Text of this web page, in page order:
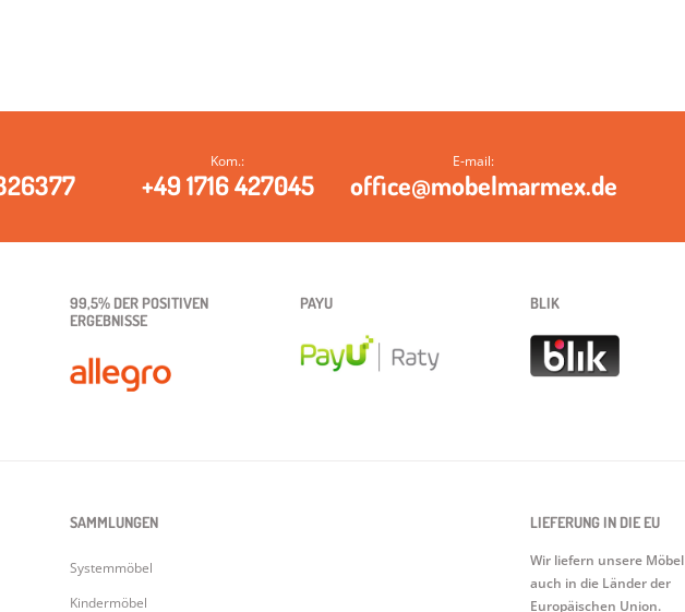
Kom.:
+49 1716 427045
E‑mail:
office@mobelmarmex.de
99,5% DER POSITIVEN
ERGEBNISSE
PAYU BLIK
SAMMLUNGEN
Systemmöbel
Kindermöbel
LIEFERUNG IN DIE EU
Wir liefern unsere Möbel
auch in die Länder der
Europäischen Union.